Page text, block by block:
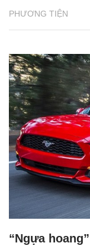
PHƯƠNG TIỆN
“Ngựa